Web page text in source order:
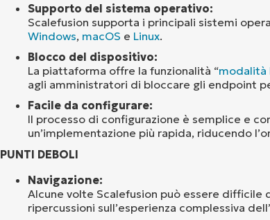
Supporto del sistema operativo:
Scalefusion supporta i principali sistemi
Windows, macOS e Linux.
Blocco del dispositivo:
La piattaforma offre la funzionalità “modalità
agli amministratori di bloccare gli endpoint
Facile da configurare:
Il processo di configurazione è semplice e
un’implementazione più rapida, riducendo
PUNTI DEBOLI
Navigazione:
Alcune volte Scalefusion può essere difficile
ripercussioni sull’esperienza complessiva